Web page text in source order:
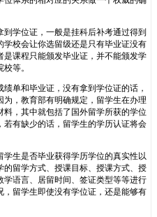
学位证，一般是挂科后补考通过得到
校会让你选留级还是只有毕业证没有
课程只能颁发毕业证，并不能颁发学
等。
单和毕业证，没有拿到学位证的话，
，教育部有明确规定，留学生在办理
，其中就包括了国外留学所获的学位
有缺少的话，留学生的学历认证将会
生是否毕业获得学历学位的真实性以
的留学方式、授课目标、授课方式、授
语言、居留时间、签证类型等等进行
留学生即使没有学位证，还是能够有